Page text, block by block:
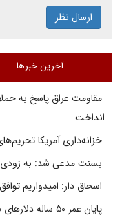
ارسال نظر
آخرین خبرها
مقاومت عراق پاسخ به
انداخت
خزانه‌داری آمریکا
بسنت مدعی شد: به زودی
اسحاق دار: امیدواریم
پایان عمر ۵۰ ساله دلارهای نفتی به دست ایران